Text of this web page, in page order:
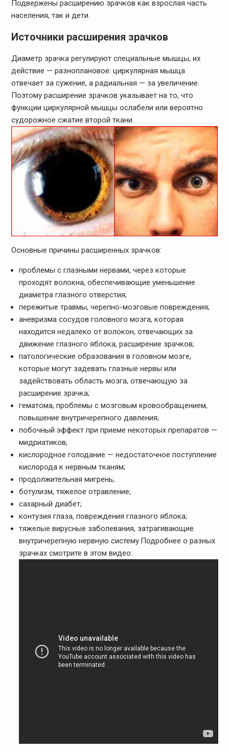
Подвержены расширению зрачков как взрослая часть
населения, так и дети.
Источники расширения зрачков
Диаметр зрачка регулируют специальные мышцы, их
действие — разноплановое: циркулярная мышца
отвечает за сужение, а радиальная — за увеличение.
Поэтому расширение зрачков указывает на то, что
функции циркулярной мышцы ослабели или вероятно
судорожное сжатие второй ткани.
Основные причины расширенных зрачков:
проблемы с глазными нервами, через которые
проходят волокна, обеспечивающие уменьшение
диаметра глазного отверстия;
пережитые травмы, черепно-мозговые повреждения;
аневризма сосудов головного мозга, которая
находится недалеко от волокон, отвечающих за
движение глазного яблока, расширение зрачков;
патологические образования в головном мозге,
которые могут задевать глазные нервы или
задействовать область мозга, отвечающую за
расширение зрачка;
гематома, проблемы с мозговым кровообращением,
повышение внутричерепного давления;
побочный эффект при приеме некоторых препаратов —
мидриатиков;
кислородное голодание — недостаточное поступление
кислорода к нервным тканям;
продолжительная мигрень;
ботулизм, тяжелое отравление;
сахарный диабет;
контузия глаза, повреждения глазного яблока;
тяжелые вирусные заболевания, затрагивающие
внутричерепную нервную систему.Подробнее о разных
зрачках смотрите в этом видео: